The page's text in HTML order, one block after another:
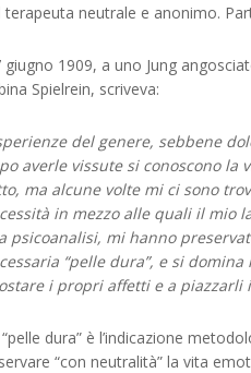
terapeuta neutrale e anonimo.
giugno 1909, a uno Jung
Spielrein, scriveva:
del genere, sebbene
averle vissute si conoscono la
ma alcune volte mi ci sono
in mezzo alle quali il mio
psicoanalisi, mi hanno
“pelle dura”, e si
i propri affetti e a piazzarli
dura” è l’indicazione
“con neutralità” la vita